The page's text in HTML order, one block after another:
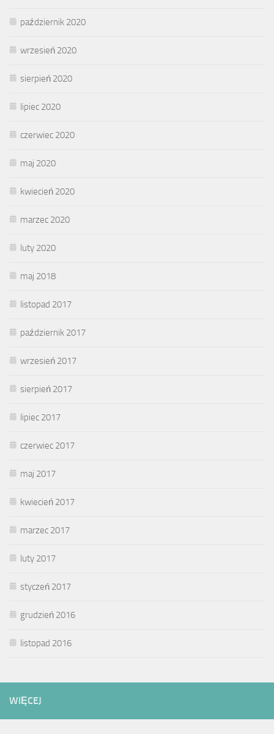
październik 2020
wrzesień 2020
sierpień 2020
lipiec 2020
czerwiec 2020
maj 2020
kwiecień 2020
marzec 2020
luty 2020
maj 2018
listopad 2017
październik 2017
wrzesień 2017
sierpień 2017
lipiec 2017
czerwiec 2017
maj 2017
kwiecień 2017
marzec 2017
luty 2017
styczeń 2017
grudzień 2016
listopad 2016
WIĘCEJ